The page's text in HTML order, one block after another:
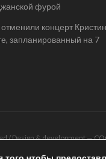
фурой
концерт
запланированный на 7
/ Design & development —